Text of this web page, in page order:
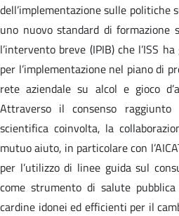
dell’implementazione sulle politiche
uno nuovo standard di formazione
l’intervento breve (IPIB) che l’ISS
per l’implementazione nel piano di
rete aziendale su alcol e gioco
Attraverso il consenso raggiunto
scientifica coinvolta, la
mutuo aiuto, in particolare con
per l’utilizzo di linee guida sul
come strumento di salute
cardine idonei ed efficienti per il